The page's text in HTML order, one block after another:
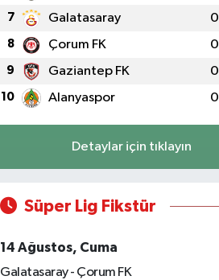
7 Galatasaray 0
8 Çorum FK 0
9 Gaziantep FK 0
10 Alanyaspor 0
Detaylar için tıklayın
Süper Lig Fikstür
14 Ağustos, Cuma
Galatasaray - Çorum FK